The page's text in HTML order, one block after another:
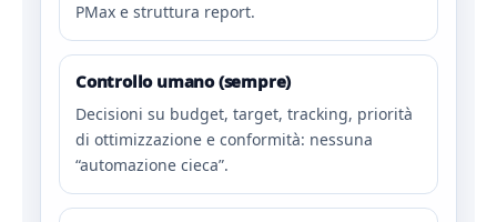
PMax e struttura report.
Controllo umano (sempre)
Decisioni su budget, target, tracking, priorità
di ottimizzazione e conformità: nessuna
“automazione cieca”.